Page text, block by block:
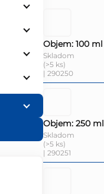
Objem: 100 ml
Skladom
(>5 ks)
| 290250
Objem: 250 ml
Skladom
(>5 ks)
| 290251